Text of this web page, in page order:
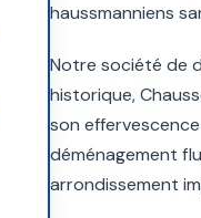
haussmanniens
Notre société de
historique,
son
déménagement
arrondissement